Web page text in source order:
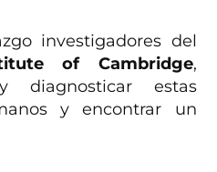
investigadores del
of Cambridge,
diagnosticar estas
y encontrar un